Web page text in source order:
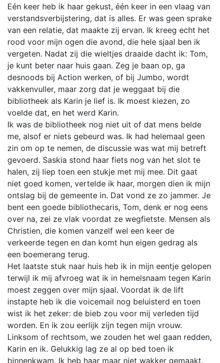
Eén keer heb ik haar gekust, één keer in een vlaag van
verstandsverbijstering, dat is alles. Er was geen sprake
van een relatie, dat maakte zij ervan. Ik kreeg echt het
rood voor mijn ogen die avond, die hele sjaal ben ik
vergeten. Nadat zij die wieltjes draaide dacht ik: Tom,
je kunt beter naar huis gaan. Zeg je baan op, ga
desnoods bij Action werken, of bij Jumbo, wordt
vakkenvuller, maar zorg dat je weggaat bij die
bibliotheek als Karin je lief is. Ik moest kiezen, zo
voelde dat, en het werd Karin.
Ik was de bibliotheek nog niet uit of dat mens belde
me, alsof er niets gebeurd was. Ik had helemaal geen
zin om op te nemen, de discussie was wat mij betreft
gevoerd. Saskia stond haar fiets nog van het slot te
halen, zij liep toen een stukje met mij mee. Dit gaat
niet goed komen, vertelde ik haar, morgen dien ik mijn
ontslag bij de gemeente in. Dat vond ze zo jammer. Je
bent een goede bibliothecaris, Tom, denk er nog eens
over na, zei ze vlak voordat ze wegfietste. Mensen als
Christien, die komen vanzelf wel een keer de
verkeerde tegen en dan komt hun eigen gedrag als
een boemerang terug.
Het laatste stuk naar huis heb ik in mijn eentje gelopen
terwijl ik mij afvroeg wat ik in hemelsnaam tegen Karin
moest zeggen over mijn sjaal. Voordat ik de lift
instapte heb ik die voicemail nog beluisterd en toen
wist ik het zeker: de bieb zou voor mij verleden tijd
worden. En ik zou eerlijk zijn tegen mijn vrouw.
Linksom of rechtsom, we zouden het wel gaan redden,
Karin en ik. Gelukkig lag ze al op bed toen ik
binnenkwam. Ik heb haar maar niet wakker gemaakt.